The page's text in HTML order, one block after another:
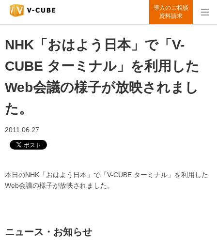
導入のご相談
資料請求
NHK「おはよう日本」で「V-
CUBE ターミナル」を利用した
Web会議の様子が放映されまし
た。
2011.06.27
本日のNHK「おはよう日本」で「V-CUBE ターミナル」を利用した
Web会議の様子が放映されました。
ニュース・お知らせ